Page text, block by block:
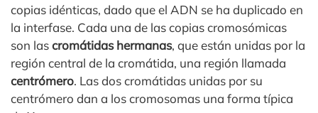
copias idénticas, dado que el ADN se ha duplicado en
la interfase. Cada una de las copias cromosómicas
son lascromátidas hermanas, que están unidas por la
región central de la cromátida, una región llamada
centrómero. Las dos cromátidas unidas por su
centrómero dan a los cromosomas una forma típica